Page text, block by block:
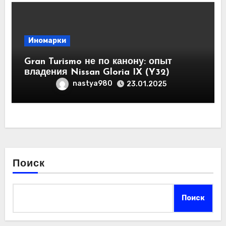
Иномарки
Gran Turismo не по канону: опыт
владения Nissan Gloria IX (Y32)
nastya980 23.01.2025
Поиск
Поиск